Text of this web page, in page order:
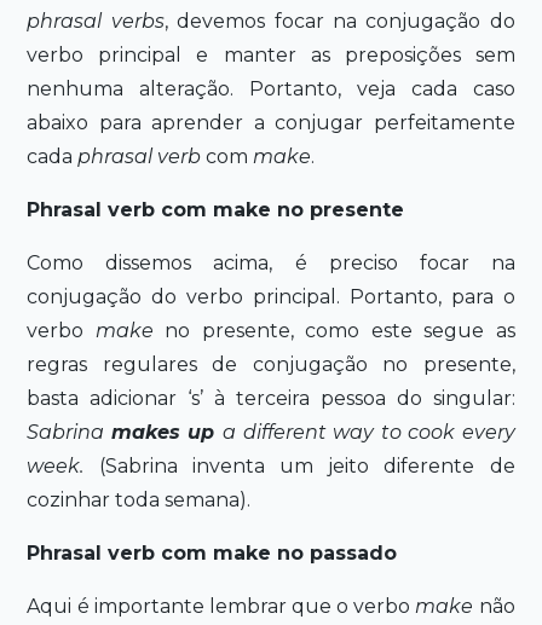
phrasal verbs, devemos focar na conjugação do
verbo principal e manter as preposições sem
nenhuma alteração. Portanto, veja cada caso
abaixo para aprender a conjugar perfeitamente
cadaphrasal verb commake.
Phrasal verb com make no presente
Como dissemos acima, é preciso focar na
conjugação do verbo principal. Portanto, para o
verbo make no presente, como este segue as
regras regulares de conjugação no presente,
basta adicionar ‘s’ à terceira pessoa do singular:
Sabrina makes up a different way to cook every
week. (Sabrina inventa um jeito diferente de
cozinhar toda semana).
Phrasal verb com make no passado
Aqui é importante lembrar que o verbomake não